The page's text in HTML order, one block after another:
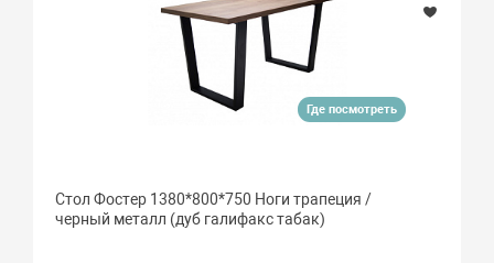
Где посмотреть
Стол Фостер 1380*800*750 Ноги трапеция /
черный металл (дуб галифакс табак)